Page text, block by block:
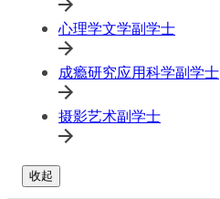
心理学文学副学士
成瘾研究应用科学副学士
摄影艺术副学士
收起